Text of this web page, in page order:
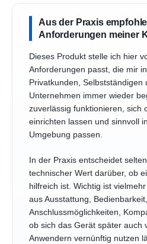
Aus der Praxis
Anforderungen meiner
Dieses Produkt stelle ich hier
Anforderungen passt, die mir
Privatkunden, Selbstständigen
Unternehmen immer wieder
zuverlässig funktionieren, sich
einrichten lassen und sinnvoll
Umgebung passen.
In der Praxis entscheidet
technischer Wert darüber, ob
hilfreich ist. Wichtig ist
aus Ausstattung, Bedienbarkeit,
Anschlussmöglichkeiten,
ob sich das Gerät später auch
Anwendern vernünftig nutzen